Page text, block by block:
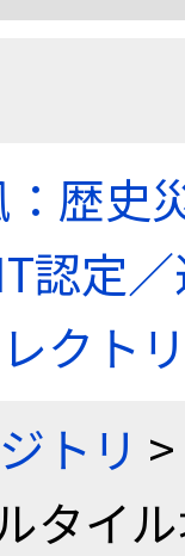
歴史
認定
クト
トリ >
タイ